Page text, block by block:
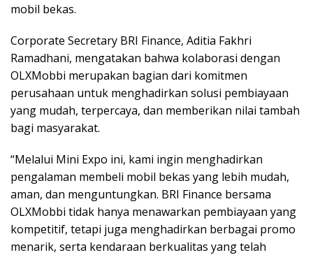
mobil bekas.
Corporate Secretary BRI Finance, Aditia Fakhri
Ramadhani, mengatakan bahwa kolaborasi dengan
OLXMobbi merupakan bagian dari komitmen
perusahaan untuk menghadirkan solusi pembiayaan
yang mudah, terpercaya, dan memberikan nilai tambah
bagi masyarakat.
“Melalui Mini Expo ini, kami ingin menghadirkan
pengalaman membeli mobil bekas yang lebih mudah,
aman, dan menguntungkan. BRI Finance bersama
OLXMobbi tidak hanya menawarkan pembiayaan yang
kompetitif, tetapi juga menghadirkan berbagai promo
menarik, serta kendaraan berkualitas yang telah